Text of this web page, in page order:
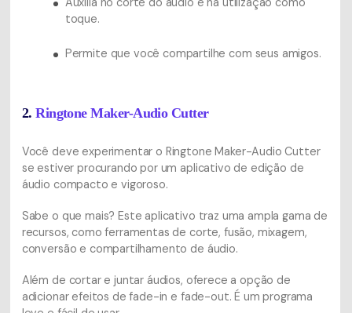
toque.
Permite que você compartilhe com seus amigos.
2. Ringtone Maker-Audio Cutter
Você deve experimentar o Ringtone Maker-Audio Cutter
se estiver procurando por um aplicativo de edição de
áudio compacto e vigoroso.
Sabe o que mais? Este aplicativo traz uma ampla gama de
recursos, como ferramentas de corte, fusão, mixagem,
conversão e compartilhamento de áudio.
Além de cortar e juntar áudios, oferece a opção de
adicionar efeitos de fade-in e fade-out. É um programa